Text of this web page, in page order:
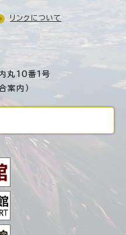
丸10番1号
内）
リンクについて